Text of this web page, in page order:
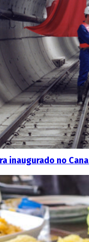
inaugurado no